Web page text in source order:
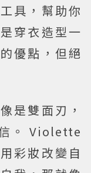
具，幫助你
穿衣造型一
優點，但絕
是雙面刃，
。 Violette
彩妝改變自